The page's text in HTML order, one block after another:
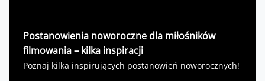
Postanowienia noworoczne dla miłośników
filmowania – kilka inspiracji
Poznaj kilka inspirujących postanowień noworocznych!